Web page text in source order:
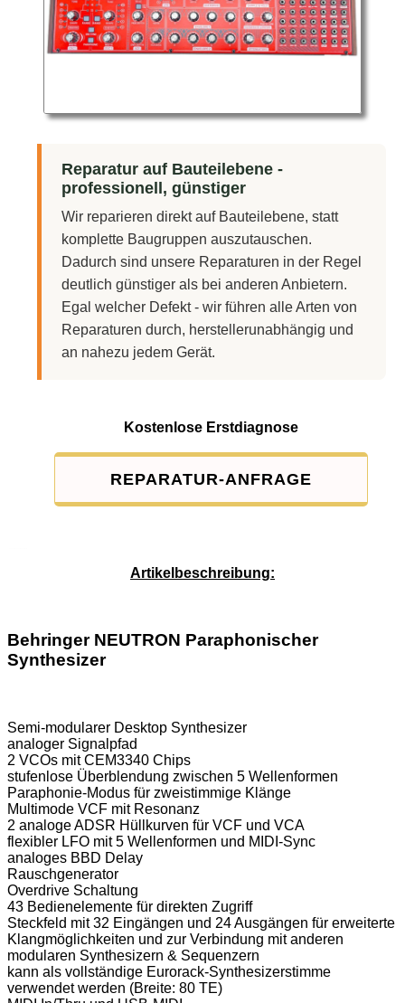
Reparatur auf Bauteilebene -
professionell, günstiger
Wir reparieren direkt auf Bauteilebene, statt
komplette Baugruppen auszutauschen.
Dadurch sind unsere Reparaturen in der Regel
deutlich günstiger als bei anderen Anbietern.
Egal welcher Defekt - wir führen alle Arten von
Reparaturen durch, herstellerunabhängig und
an nahezu jedem Gerät.
Kostenlose Erstdiagnose
REPARATUR-ANFRAGE
Artikelbeschreibung:
Behringer NEUTRON Paraphonischer
Synthesizer
Semi-modularer Desktop Synthesizer
analoger Signalpfad
2 VCOs mit CEM3340 Chips
stufenlose Überblendung zwischen 5 Wellenformen
Paraphonie-Modus für zweistimmige Klänge
Multimode VCF mit Resonanz
2 analoge ADSR Hüllkurven für VCF und VCA
flexibler LFO mit 5 Wellenformen und MIDI-Sync
analoges BBD Delay
Rauschgenerator
Overdrive Schaltung
43 Bedienelemente für direkten Zugriff
Steckfeld mit 32 Eingängen und 24 Ausgängen für erweiterte
Klangmöglichkeiten und zur Verbindung mit anderen
modularen Synthesizern & Sequenzern
kann als vollständige Eurorack-Synthesizerstimme
verwendet werden (Breite: 80 TE)